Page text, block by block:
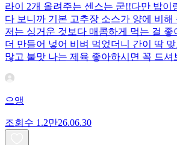
라이 2개 올려주는 센스는 굳!! ​다만 밥이
다 보니까 기본 고추장 소스가 양에 비해
저는 싱거운 것보다 매콤하게 먹는 걸 좋
더 만들어 넣어 비벼 먹었더니 간이 딱
많고 불맛 나는 제육 좋아하시면 꼭 드셔
으앵
조회수 1.2만26.06.30